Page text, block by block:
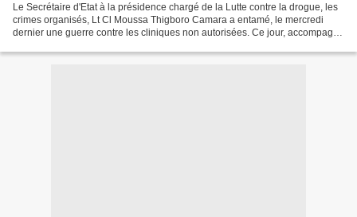
Le Secrétaire d'Etat à la présidence chargé de la Lutte contre la drogue, les
crimes organisés, Lt Cl Moussa Thigboro Camara a entamé, le mercredi
dernier une guerre contre les cliniques non autorisées. Ce jour, accompagné